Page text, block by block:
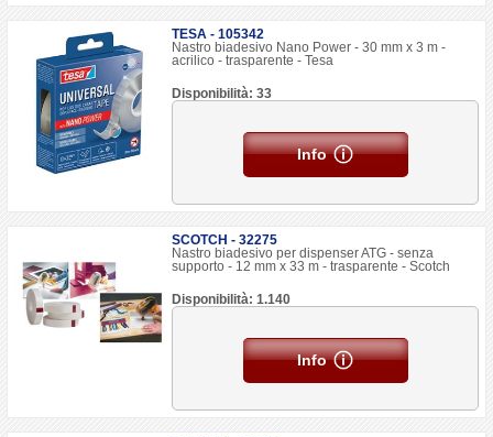
TESA - 105342
Nastro biadesivo Nano Power - 30 mm x 3 m -
acrilico - trasparente - Tesa
Disponibilità: 33
Info
SCOTCH - 32275
Nastro biadesivo per dispenser ATG - senza
supporto - 12 mm x 33 m - trasparente - Scotch
Disponibilità: 1.140
Info